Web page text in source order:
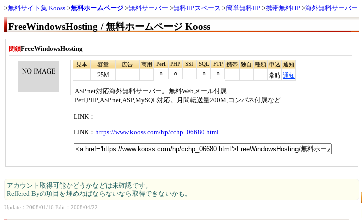
無料サイト集 Kooss 無料ホームページ 無料サーバー 無料HPスペース 簡単無料HP 携帯無料HP 海外無料サーバー
FreeWindowsHosting / 無料ホームページ Kooss
閉鎖FreeWindowsHosting
見本 容量
25M
広告 商用 Perl
○
PHP
○
SSI SQL
○
FTP
○
携帯 独自 種類 申込
常時
通知
通知
ASP.net対応海外無料サーバー。無料Webメール付属
Perl,PHP,ASP.net,ASP,MySQL対応。月間転送量200M,コンパネ付属など
LINK：
LINK： https://www.kooss.com/hp/cchp_06680.html
アカウント取得可能かどうかなどは未確認です。
Reffered Byの項目を埋めねばならないなら取得できないかも。
Update：2008/01/16 Edit：2008/04/22